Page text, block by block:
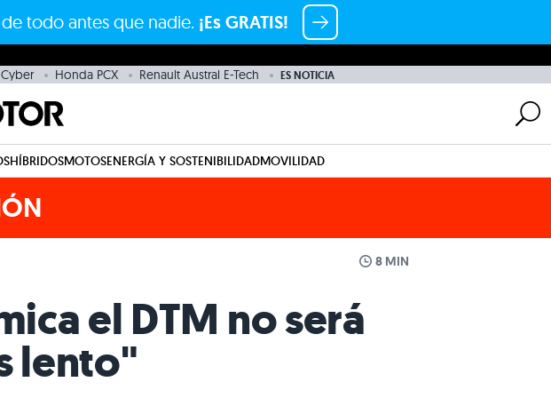
todo antes que nadie. ¡Es GRATIS!
Honda PCX Renault Austral E-Tech ES NOTICIA
HÍBRIDOSMOTOSENERGÍA Y SOSTENIBILIDADMOVILIDAD
8 MIN
el DTM no será
lento"